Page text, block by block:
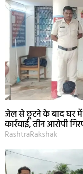
जेल से छूटने के बाद घर में
कार्रवाई, तीन आरोपी
RashtraRakshak